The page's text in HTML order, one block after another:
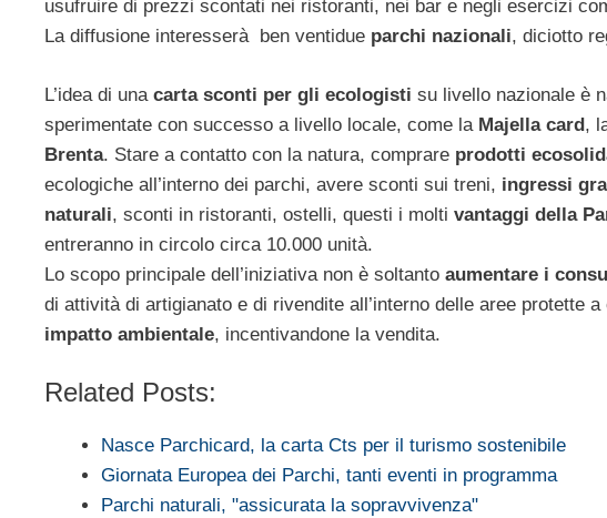
usufruire di prezzi scontati nei ristoranti, nei bar e negli esercizi
La diffusione interesserà ben ventidue parchi nazionali, diciotto
L’idea di una carta sconti per gli ecologisti su livello nazionale è
sperimentate con successo a livello locale, come la Majella card,
Brenta. Stare a contatto con la natura, comprare prodotti
ecologiche all’interno dei parchi, avere sconti sui treni, ingressi
naturali, sconti in ristoranti, ostelli, questi i molti vantaggi della
entreranno in circolo circa 10.000 unità.
Lo scopo principale dell’iniziativa non è soltanto aumentare i
di attività di artigianato e di rivendite all’interno delle aree protette
impatto ambientale, incentivandone la vendita.
Related Posts:
Nasce Parchicard, la carta Cts per il turismo sostenibile
Giornata Europea dei Parchi, tanti eventi in programma
Parchi naturali, "assicurata la sopravvivenza"